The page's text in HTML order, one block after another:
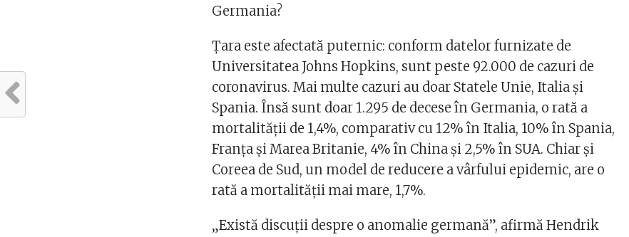
Germania?
Ţara este afectată puternic: conform datelor furnizate de
Universitatea Johns Hopkins, sunt peste 92.000 de cazuri de
coronavirus. Mai multe cazuri au doar Statele Unie, Italia şi
Spania. Însă sunt doar 1.295 de decese în Germania, o rată a
mortalităţii de 1,4%, comparativ cu 12% în Italia, 10% în Spania,
Franţa şi Marea Britanie, 4% în China şi 2,5% în SUA. Chiar şi
Coreea de Sud, un model de reducere a vârfului epidemic, are o
rată a mortalităţii mai mare, 1,7%.
„Există discuţii despre o anomalie germană”, afirmă Hendrik